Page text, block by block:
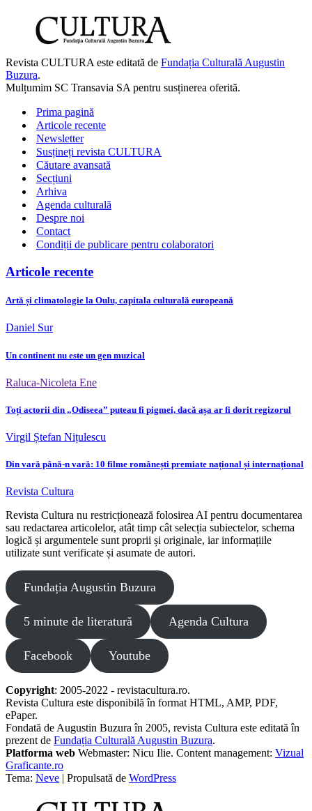
Revista CULTURA este editată de Fundația Culturală Augustin
Buzura.
Mulțumim SC Transavia SA pentru susținerea oferită.
Prima pagină
Articole recente
Newsletter
Susțineți revista CULTURA
Căutare avansată
Secțiuni
Arhiva
Agenda culturală
Despre noi
Contact
Condiții de publicare pentru colaboratori
Articole recente
Artă și climatologie la Oulu, capitala culturală europeană
Daniel Sur
Un continent nu este un gen muzical
Raluca-Nicoleta Ene
Toți actorii din „Odiseea” puteau fi pigmei, dacă așa ar fi dorit regizorul
Virgil Ștefan Nițulescu
Din vară până-n vară: 10 filme românești premiate național și internațional
Revista Cultura
Revista Cultura nu restricționează folosirea AI pentru documentarea
sau redactarea articolelor, atât timp cât selecția subiectelor, schema
logică și argumentele sunt proprii și originale, iar informațiile
utilizate sunt verificate și asumate de autori.
Fundația Augustin Buzura
5 minute de literatură Agenda Cultura
Facebook Youtube
Copyright: 2005-2022 - revistacultura.ro.
Revista Cultura este disponibilă în format HTML, AMP, PDF,
ePaper.
Fondată de Augustin Buzura în 2005, revista Cultura este editată în
prezent de Fundația Culturală Augustin Buzura.
Platforma web Webmaster: Nicu Ilie. Content management: Vizual
Graficante.ro
Tema: Neve | Propulsată de WordPress